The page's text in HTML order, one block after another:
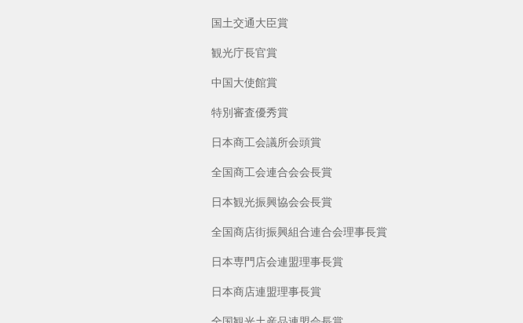
国土交通大臣賞
観光庁長官賞
中国大使館賞
特別審査優秀賞
日本商工会議所会頭賞
全国商工会連合会会長賞
日本観光振興協会会長賞
全国商店街振興組合連合会理事長賞
日本専門店会連盟理事長賞
日本商店連盟理事長賞